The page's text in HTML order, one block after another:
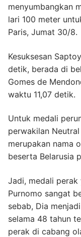
menyumbangkan
lari 100 meter
Paris, Jumat 30/8.
Kesuksesan
detik, berada di
Gomes de
waktu 11,07 detik.
Untuk medali
perwakilan
merupakan nama
beserta Belarusia
Jadi, medali
Purnomo sangat
sebab, Dia
selama 48 tahun
perak di cabang